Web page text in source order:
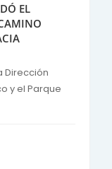
EL
Dirección
y el Parque